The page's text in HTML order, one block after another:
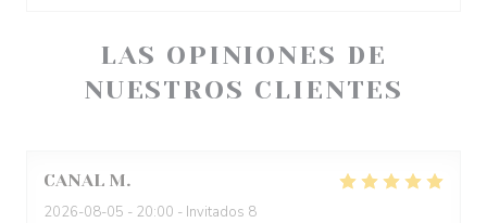
LAS OPINIONES DE
NUESTROS CLIENTES
CANAL M
2026-08-05 - 20:00 - Invitados 8